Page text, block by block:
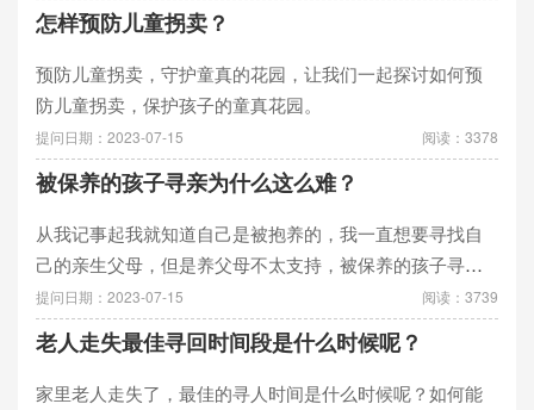
怎样预防儿童拐卖？
预防儿童拐卖，守护童真的花园，让我们一起探讨如何预
防儿童拐卖，保护孩子的童真花园。
提问日期：2023-07-15 阅读：3378
被保养的孩子寻亲为什么这么难？
从我记事起我就知道自己是被抱养的，我一直想要寻找自
己的亲生父母，但是养父母不太支持，被保养的孩子寻亲
为什么这么难？
提问日期：2023-07-15 阅读：3739
老人走失最佳寻回时间段是什么时候呢？
家里老人走失了，最佳的寻人时间是什么时候呢？如何能